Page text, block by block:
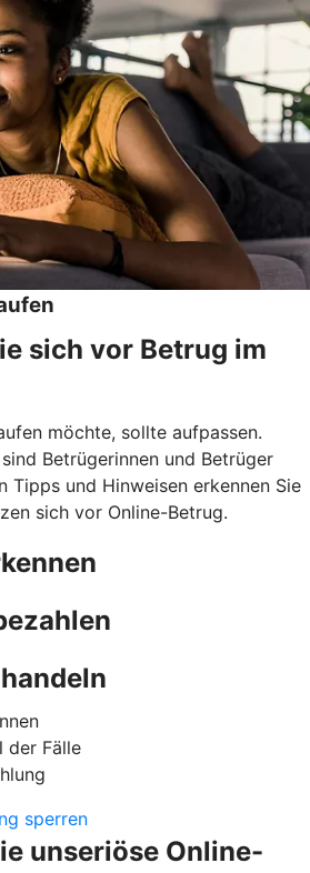
sich vor Betrug im
möchte, sollte aufpassen.
Betrügerinnen und Betrüger
Tipps und Hinweisen erkennen Sie
sich vor Online-Betrug.
der Fälle
sperren
unseriöse Online-